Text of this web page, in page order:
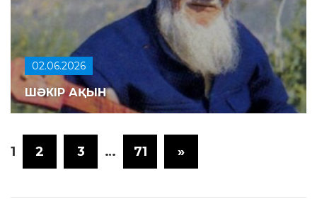
02.06.2026
ШӘКІР АҚЫН
1 2 3 … 71 »